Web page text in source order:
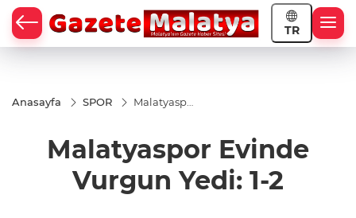
TR
Anasayfa SPOR
Malatyaspor
Malatyaspor Evinde
Vurgun Yedi: 1-2